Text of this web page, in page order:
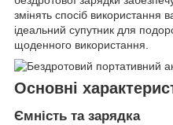
змінять спосіб використання
ідеальний супутник для
щоденного використання.
Основні
Ємність та зарядка